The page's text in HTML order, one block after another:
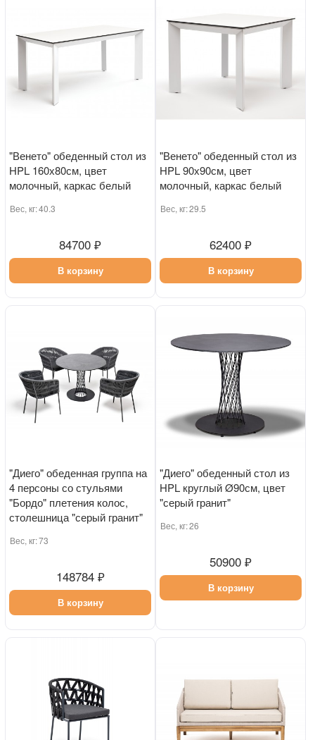
"Венето" обеденный стол из
HPL 160х80см, цвет
молочный, каркас белый
Вес, кг:40.3
84700 ₽
В корзину
"Венето" обеденный стол из
HPL 90х90см, цвет
молочный, каркас белый
Вес, кг:29.5
62400 ₽
В корзину
"Диего" обеденная группа на
4 персоны со стульями
"Бордо" плетения колос,
столешница "серый гранит"
Вес, кг:73
148784 ₽
В корзину
"Диего" обеденный стол из
HPL круглый Ø90см, цвет
"серый гранит"
Вес, кг:26
50900 ₽
В корзину